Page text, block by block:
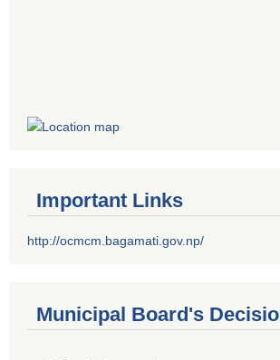
Important Links
http://ocmcm.bagamati.gov.np/
Municipal Board's